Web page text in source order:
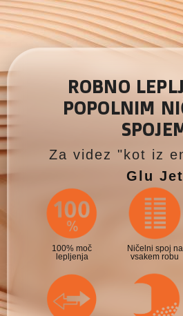
ROBNO
POPOLNIM
Za videz "kot iz
Glu Jet
100% moč
lepljenja
Ničelni spoj na
vsakem robu